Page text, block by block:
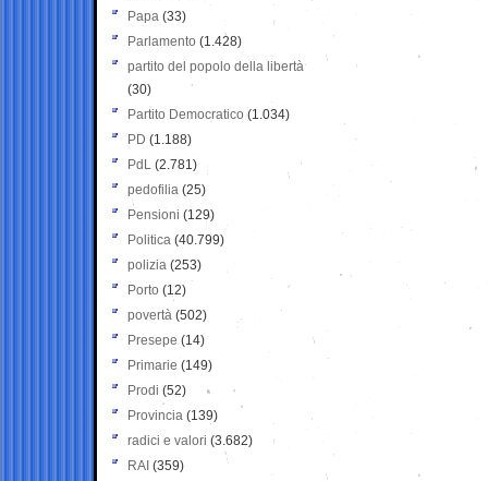
Papa (33)
Parlamento (1.428)
partito del popolo della libertà
(30)
Partito Democratico (1.034)
PD (1.188)
PdL (2.781)
pedofilia (25)
Pensioni (129)
Politica (40.799)
polizia (253)
Porto (12)
povertà (502)
Presepe (14)
Primarie (149)
Prodi (52)
Provincia (139)
radici e valori (3.682)
RAI (359)